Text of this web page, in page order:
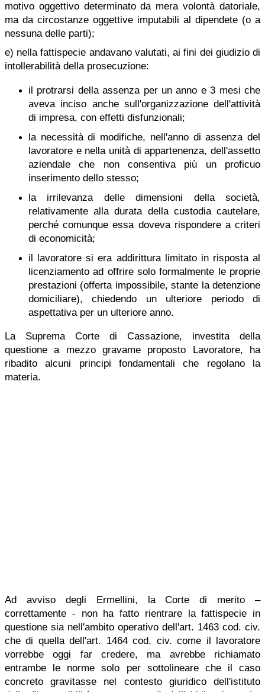
motivo oggettivo determinato da mera volontà datoriale,
ma da circostanze oggettive imputabili al dipendete (o a
nessuna delle parti);
e) nella fattispecie andavano valutati, ai fini dei giudizio di
intollerabilità della prosecuzione:
il protrarsi della assenza per un anno e 3 mesi che
aveva inciso anche sull'organizzazione dell'attività
di impresa, con effetti disfunzionali;
la necessità di modifiche, nell'anno di assenza del
lavoratore e nella unità di appartenenza, dell'assetto
aziendale che non consentiva più un proficuo
inserimento dello stesso;
la irrilevanza delle dimensioni della società,
relativamente alla durata della custodia cautelare,
perché comunque essa doveva rispondere a criteri
di economicità;
il lavoratore si era addirittura limitato in risposta al
licenziamento ad offrire solo formalmente le proprie
prestazioni (offerta impossibile, stante la detenzione
domiciliare), chiedendo un ulteriore periodo di
aspettativa per un ulteriore anno.
La Suprema Corte di Cassazione, investita della
questione a mezzo gravame proposto Lavoratore, ha
ribadito alcuni principi fondamentali che regolano la
materia.
Ad avviso degli Ermellini, la Corte di merito –
correttamente - non ha fatto rientrare la fattispecie in
questione sia nell'ambito operativo dell'art. 1463 cod. civ.
che di quella dell'art. 1464 cod. civ. come il lavoratore
vorrebbe oggi far credere, ma avrebbe richiamato
entrambe le norme solo per sottolineare che il caso
concreto gravitasse nel contesto giuridico dell'istituto